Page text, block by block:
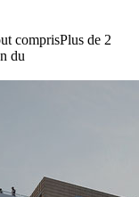
comprisPlus de 2
du